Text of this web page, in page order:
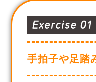
手拍子や足踏